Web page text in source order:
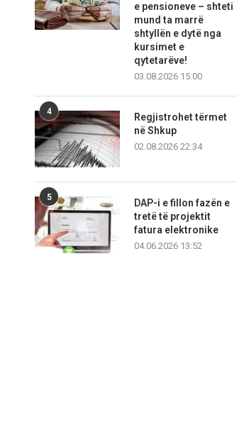
e pensioneve – shteti
mund ta marrë
shtyllën e dytë nga
kursimet e
qytetarëve!
03.08.2026 15:00
4
Regjistrohet tërmet
në Shkup
02.08.2026 22:34
5
DAP-i e fillon fazën e
tretë të projektit
fatura elektronike
04.06.2026 13:52